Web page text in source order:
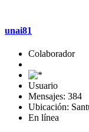
unai81
Colaborador
Usuario
Mensajes: 384
Ubicación:
En línea